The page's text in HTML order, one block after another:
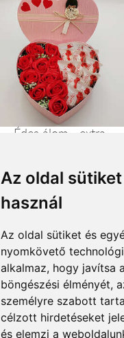
Az oldal sütiket
használ
Az oldal sütiket és
nyomkövető
alkalmaz, hogy javítsa a
böngészési élményét,
személyre szabott
célzott hirdetéseket
és elemzi a
Édes álom - extra
Elfogadott fizetési módok